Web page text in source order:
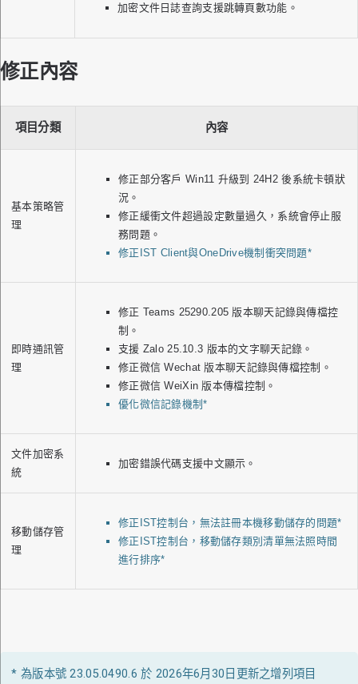
加密文件日誌查詢支援跳轉頁數功能。
修正內容
項目分類 內容
基本策略管
理
修正部分客戶 Win11 升級到 24H2 後系統卡頓狀
況。
修正緩衝文件超過設定數量過久，系統會停止服
務問題。
修正IST Client與OneDrive機制衝突問題*
即時通訊管
理
修正 Teams 25290.205 版本聊天記錄與傳檔控
制。
支援 Zalo 25.10.3 版本的文字聊天記錄。
修正微信 Wechat 版本聊天記錄與傳檔控制。
修正微信 WeiXin 版本傳檔控制。
優化微信記錄機制*
文件加密系
統
加密錯誤代碼支援中文顯示。
移動儲存管
理
修正IST控制台，無法註冊本機移動儲存的問題*
修正IST控制台，移動儲存類別清單無法照時間
進行排序*
* 為版本號 23.05.0490.6 於 2026年6月30日更新之增列項目